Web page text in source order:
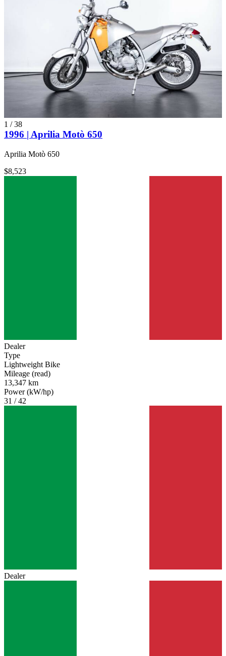
1 /38
1996 | Aprilia Motò 650
Aprilia Motò 650
$8,523
Dealer
Type
Lightweight Bike
Mileage (read)
13,347 km
Power (kW/hp)
31 / 42
Dealer